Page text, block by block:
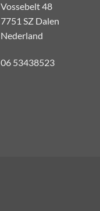
Vossebelt 48
7751 SZ Dalen
Nederland
06 53438523